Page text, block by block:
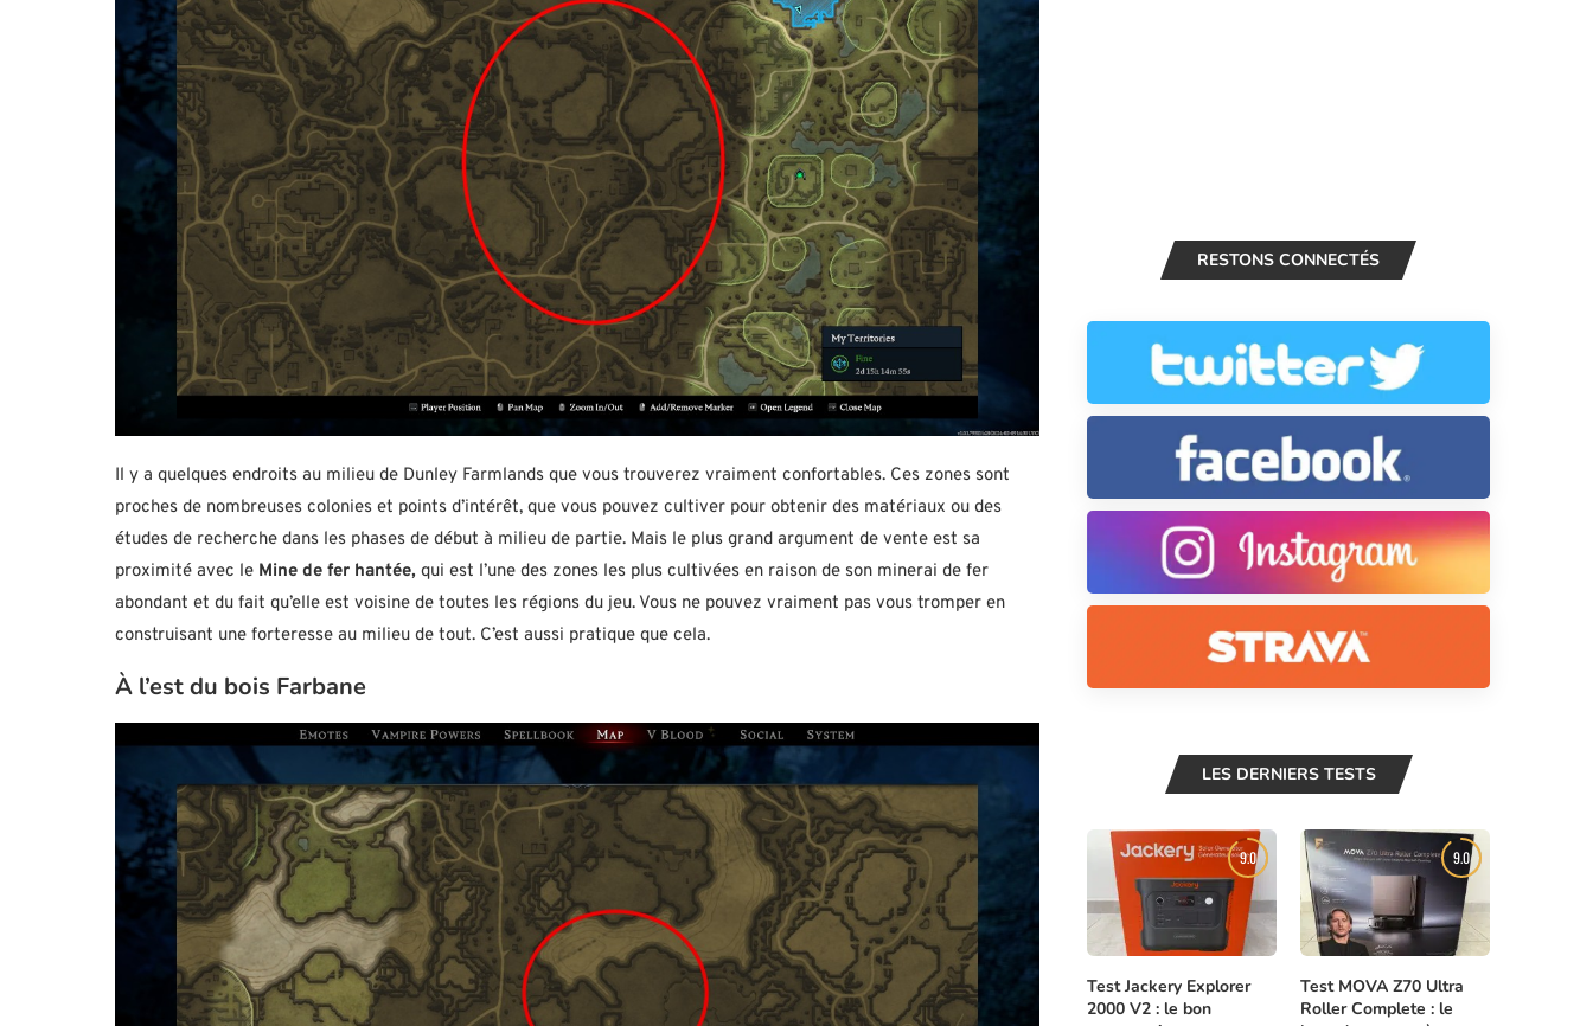
Il y a quelques endroits au milieu de Dunley Farmlands que vous trouverez vraiment confortables. Ces zones sont
proches de nombreuses colonies et points d’intérêt, que vous pouvez cultiver pour obtenir des matériaux ou des
études de recherche dans les phases de début à milieu de partie. Mais le plus grand argument de vente est sa
proximité avec le Mine de fer hantée, qui est l’une des zones les plus cultivées en raison de son minerai de fer
abondant et du fait qu’elle est voisine de toutes les régions du jeu. Vous ne pouvez vraiment pas vous tromper en
construisant une forteresse au milieu de tout. C’est aussi pratique que cela.
À l’est du bois Farbane
RESTONS CONNECTÉS
LES DERNIERS TESTS
9.0
Test Jackery Explorer
2000 V2 : le bon
9.0
Test MOVA Z70 Ultra
Roller Complete : le